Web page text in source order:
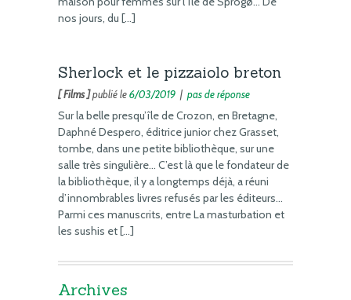
nos jours, du […]
Sherlock et le pizzaiolo breton
[ Films ]publié le6/03/2019 | pas de réponse
Sur la belle presqu’île de Crozon, en Bretagne,
Daphné Despero, éditrice junior chez Grasset,
tombe, dans une petite bibliothèque, sur une
salle très singulière… C’est là que le fondateur de
la bibliothèque, il y a longtemps déjà, a réuni
d’innombrables livres refusés par les éditeurs…
Parmi ces manuscrits, entre La masturbation et
les sushis et […]
Archives